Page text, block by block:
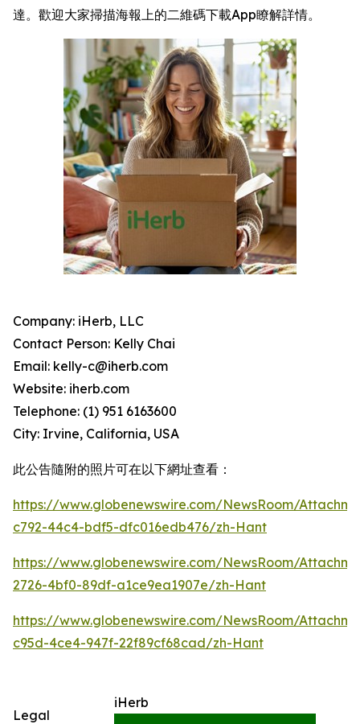
達。歡迎大家掃描海報上的二維碼下載App瞭解詳情。
Company: iHerb, LLC
Contact Person: Kelly Chai
Email: kelly-c@iherb.com
Website: iherb.com
Telephone: (1) 951 6163600
City: Irvine, California, USA
此公告隨附的照片可在以下網址查看：
https://www.globenewswire.com/NewsRoom/
c792-44c4-bdf5-dfc016edb476/zh-Hant
https://www.globenewswire.com/NewsRoom/
2726-4bf0-89df-a1ce9ea1907e/zh-Hant
https://www.globenewswire.com/NewsRoom/
c95d-4ce4-947f-22f89cf68cad/zh-Hant
iHerb
Legal